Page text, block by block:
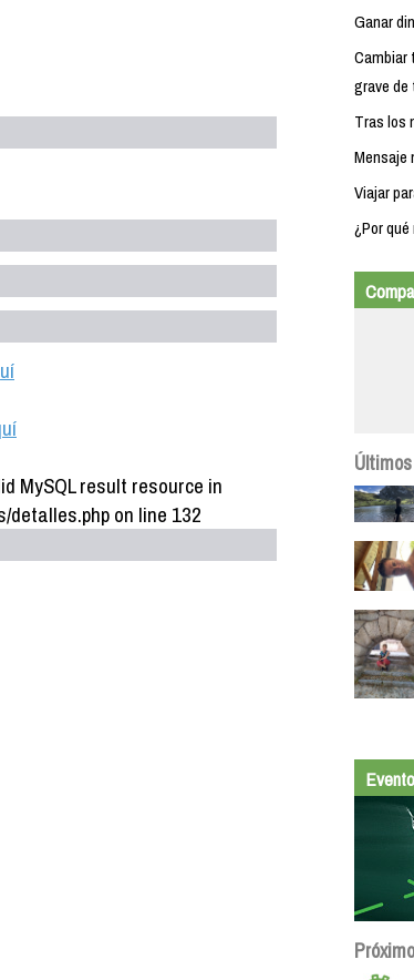
MySQL result resource in
on line 132
Ganar
Cambiar
grave de
Tras los
Mensaje
Viajar
¿Por